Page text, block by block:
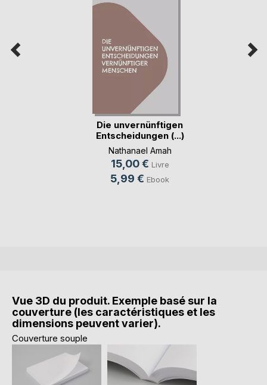
Die unvernünftigen
Entscheidungen (...)
Nathanael Amah
15,00 € Livre
5,99 € Ebook
Vue 3D du produit. Exemple basé sur la
couverture (les caractéristiques et les
dimensions peuvent varier).
Couverture souple